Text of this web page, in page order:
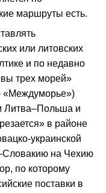
маршруты есть.
или литовских
и по недавно
трех морей»
«Междуморье»)
Литва–Польша и
в районе
украинской
на Чехию
по которому
поставки в